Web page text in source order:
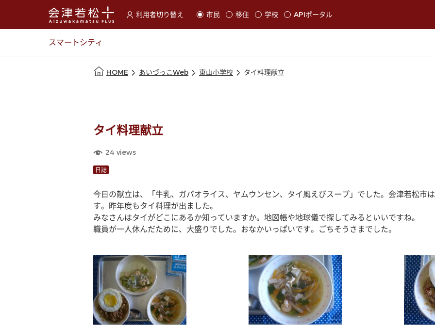
利用者切り替え
選択すると利用者の切替が発生します
市民 移住 学校 APIポータル
スマートシティ
HOME あいづっこWeb 東山小学校 タイ料理献立
タイ料理献立
24 views
日誌
今日の献立は、「牛乳、ガパオライス、ヤムウンセン、タイ風えびスープ」でした。会津若松市
す。昨年度もタイ料理が出ました。
みなさんはタイがどこにあるか知っていますか。地図帳や地球儀で探してみるといいですね。
職員が一人休んだために、大盛りでした。おなかいっぱいです。ごちそうさまでした。